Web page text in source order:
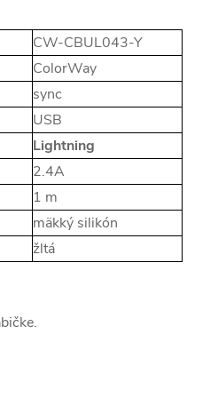
CW-CBUL043-Y
ColorWay
sync
USB
Lightning
2.4A
1 m
mäkký silikón
žltá